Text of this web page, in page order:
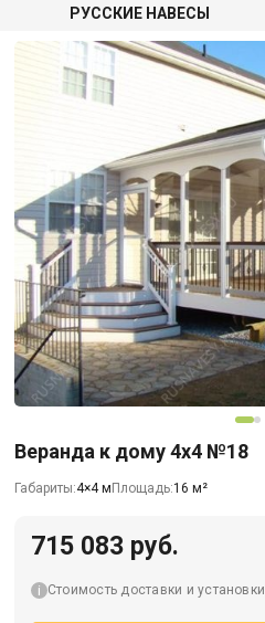
РУССКИЕ НАВЕСЫ
Веранда к дому 4х4 №18
Габариты:4×4 м Площадь:16 м²
715 083 руб.
Стоимость доставки и установки